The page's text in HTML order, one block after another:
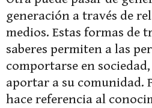
generación a través de
medios. Estas formas de
saberes permiten a las
comportarse en
aportar a su comunidad.
hace referencia al